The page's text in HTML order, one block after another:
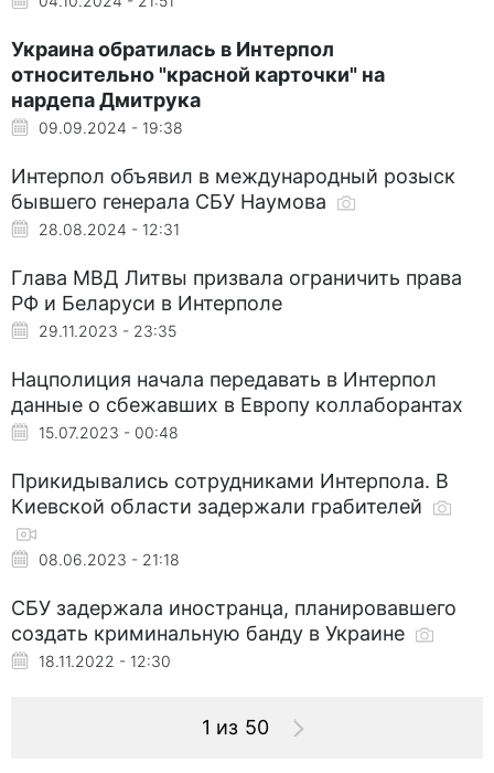
Украина обратилась в Интерпол
относительно "красной карточки" на
нардепа Дмитрука
09.09.2024 - 19:38
Интерпол объявил в международный розыск
бывшего генерала СБУ Наумова
28.08.2024 - 12:31
Глава МВД Литвы призвала ограничить права
РФ и Беларуси в Интерполе
29.11.2023 - 23:35
Нацполиция начала передавать в Интерпол
данные о сбежавших в Европу коллаборантах
15.07.2023 - 00:48
Прикидывались сотрудниками Интерпола. В
Киевской области задержали грабителей
08.06.2023 - 21:18
СБУ задержала иностранца, планировавшего
создать криминальную банду в Украине
18.11.2022 - 12:30
1 из 50